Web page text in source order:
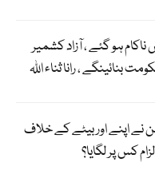
ہو گئے ، آزاد کشمیر
بنائینگے ، رانا ثناء اللہ
اپنے اور بیٹے کے خلاف
کس پر لگایا؟